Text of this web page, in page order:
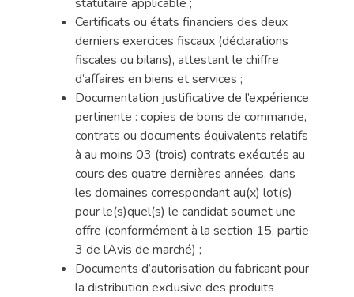
Certificats ou états financiers des deux
derniers exercices fiscaux (déclarations
fiscales ou bilans), attestant le chiffre
d’affaires en biens et services ;
Documentation justificative de l’expérience
pertinente : copies de bons de commande,
contrats ou documents équivalents relatifs
à au moins 03 (trois) contrats exécutés au
cours des quatre dernières années, dans
les domaines correspondant au(x) lot(s)
pour le(s)quel(s) le candidat soumet une
offre (conformément à la section 15, partie
3 de l’Avis de marché) ;
Documents d’autorisation du fabricant pour
la distribution exclusive des produits